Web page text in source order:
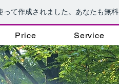
って作成されました。あなたも無
Price Service